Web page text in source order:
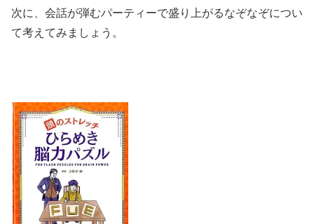
次に、会話が弾むパーティーで盛り上がるなぞなぞについ
て考えてみましょう。